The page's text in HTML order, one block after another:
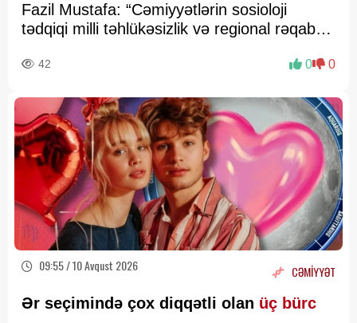
Fazil Mustafa: “Cəmiyyətlərin sosioloji
tədqiqi milli təhlükəsizlik və regional rəqabət
42 0 0
09:55 / 10 Avqust 2026 CƏMİYYƏT
Ər seçimində çox diqqətli olan üç bürc